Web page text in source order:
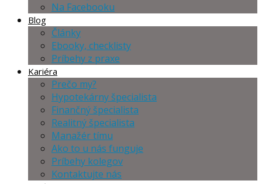
Na Facebooku
Blog
Články
Ebooky, checklisty
Príbehy z praxe
Kariéra
Prečo my?
Hypotekárny špecialista
Finančný špecialista
Realitný špecialista
Manažér tímu
Ako to u nás funguje
Príbehy kolegov
Kontaktujte nás